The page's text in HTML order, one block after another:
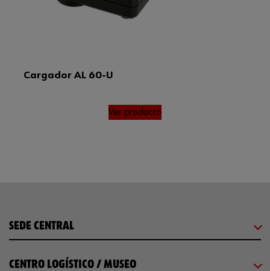
Cargador AL 60-U
Ver producto
SEDE CENTRAL
CENTRO LOGÍSTICO / MUSEO